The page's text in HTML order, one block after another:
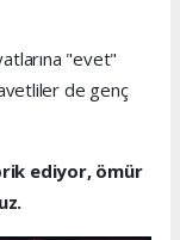
"evet"
de genç
ediyor, ömür